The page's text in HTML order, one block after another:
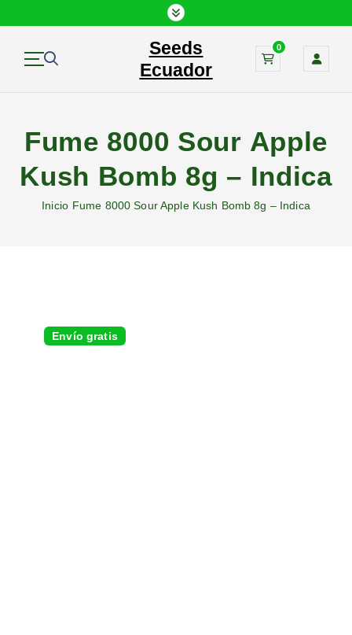
a
Seeds
Ecuador
0
Fume 8000 Sour Apple
Kush Bomb 8g – Indica
Inicio Fume 8000 Sour Apple Kush Bomb 8g – Indica
Envío gratis